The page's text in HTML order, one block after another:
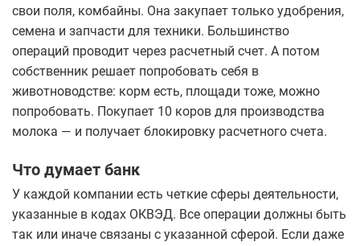
свои поля, комбайны. Она закупает только удобрения,
семена и запчасти для техники. Большинство
операций проводит через расчетный счет. А потом
собственник решает попробовать себя в
животноводстве: корм есть, площади тоже, можно
попробовать. Покупает 10 коров для производства
молока — и получает блокировку расчетного счета.
Что думает банк
У каждой компании есть четкие сферы деятельности,
указанные в кодах ОКВЭД. Все операции должны быть
так или иначе связаны с указанной сферой. Если даже